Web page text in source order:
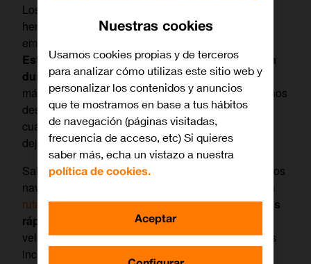
Los sistemas de navegación mediante GPS son
herramientas que han ayudado mucho a reducir
emisiones en coche de diferentes maneras.
Establecer la ruta más directa, por ejemplo, evita
durante un tiempo emisionesderivadas de hacer
más kilómetros. Aunque pierde eficacia meses o años
después debido ala posición de Lewis-Mogridge
cuando esas ‘rutas rápidas’ se saturan de coches y
dejan de ser rápidas para conformar atascos.
Sabiendo esto, hace tiempo que Google Maps y otros
navegadores
han dejado de enviar al usuario por la
ruta más directaparapasar a mostrarle la ruta más
rápida
. Se recorre algo más de distancia, pero la
velocidad media asciende y se llega antes. A veces
incluso se ahorra energía porque no hay atascos.
Nuestras cookies
Usamos cookies propias y de terceros
para analizar cómo utilizas este sitio web y
personalizar los contenidos y anuncios
que te mostramos en base a tus hábitos
de navegación (páginas visitadas,
frecuencia de acceso, etc) Si quieres
saber más, echa un vistazo a nuestra
política de cookies.
Aceptar